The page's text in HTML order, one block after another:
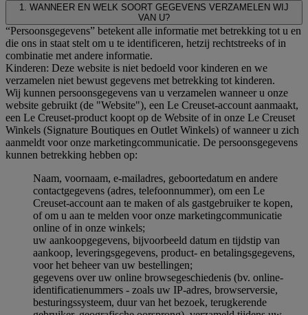
1. WANNEER EN WELK SOORT GEGEVENS VERZAMELEN WIJ
VAN U?
“Persoonsgegevens” betekent alle informatie met betrekking tot u en
die ons in staat stelt om u te identificeren, hetzij rechtstreeks of in
combinatie met andere informatie.
Kinderen: Deze website is niet bedoeld voor kinderen en we
verzamelen niet bewust gegevens met betrekking tot kinderen.
Wij kunnen persoonsgegevens van u verzamelen wanneer u onze
website gebruikt (de "Website"), een Le Creuset-account aanmaakt,
een Le Creuset-product koopt op de Website of in onze Le Creuset
Winkels (Signature Boutiques en Outlet Winkels) of wanneer u zich
aanmeldt voor onze marketingcommunicatie. De persoonsgegevens
kunnen betrekking hebben op:
Naam, voornaam, e-mailadres, geboortedatum en andere
contactgegevens (adres, telefoonnummer), om een Le
Creuset-account aan te maken of als gastgebruiker te kopen,
of om u aan te melden voor onze marketingcommunicatie
online of in onze winkels;
uw aankoopgegevens, bijvoorbeeld datum en tijdstip van
aankoop, leveringsgegevens, product- en betalingsgegevens,
voor het beheer van uw bestellingen;
gegevens over uw online browsegeschiedenis (bv. online-
identificatienummers - zoals uw IP-adres, browserversie,
besturingssysteem, duur van het bezoek, terugkerende